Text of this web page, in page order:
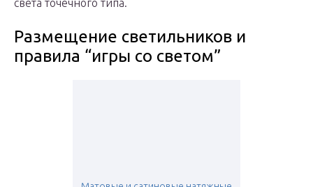
света точечного типа.
Размещение светильников и
правила “игры со светом”